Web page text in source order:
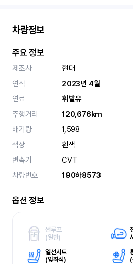
차량정보
주요 정보
제조사
현대
연식
2023년 4월
연료
휘발유
주행거리
120,676km
배기량
1,598
색상
흰색
변속기
CVT
차량번호
190하8573
옵션 정보
썬루프
(일반)
열선시트
(앞좌석)
(